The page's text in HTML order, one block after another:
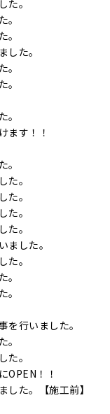
た。
た。
ます！！
た。
た。
た。
た。
ました。
た。
行いました。
た。
！！
た。【施工前】